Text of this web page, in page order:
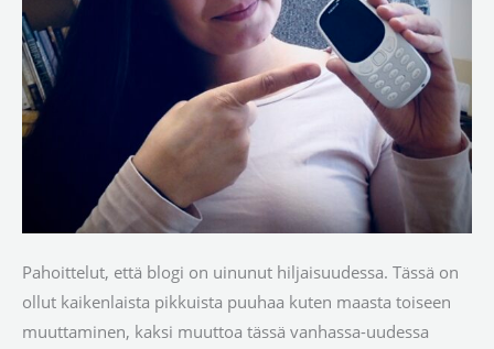
Pahoittelut, että blogi on uinunut hiljaisuudessa. Tässä on
ollut kaikenlaista pikkuista puuhaa kuten maasta toiseen
muuttaminen, kaksi muuttoa tässä vanhassa-uudessa